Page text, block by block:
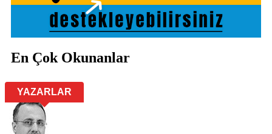
En Çok Okunanlar
YAZARLAR